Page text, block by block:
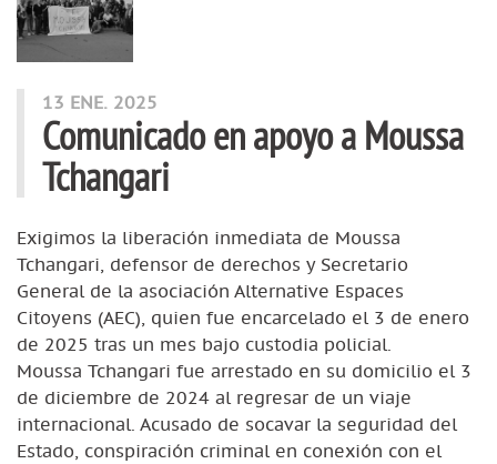
13 ENE. 2025
Comunicado en apoyo a Moussa
Tchangari
Exigimos la liberación inmediata de Moussa
Tchangari, defensor de derechos y Secretario
General de la asociación Alternative Espaces
Citoyens (AEC), quien fue encarcelado el 3 de enero
de 2025 tras un mes bajo custodia policial.
Moussa Tchangari fue arrestado en su domicilio el 3
de diciembre de 2024 al regresar de un viaje
internacional. Acusado de socavar la seguridad del
Estado, conspiración criminal en conexión con el